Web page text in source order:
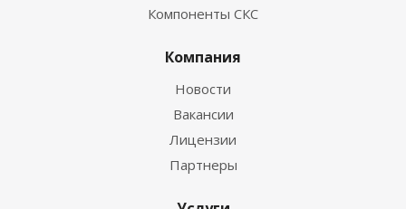
Компоненты СКС
Компания
Новости
Вакансии
Лицензии
Партнеры